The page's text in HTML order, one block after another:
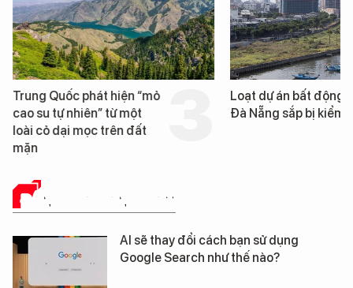
Trung Quốc phát hiện “mỏ
cao su tự nhiên” từ một
loài cỏ dại mọc trên đất
mặn
Loạt dự án bất động
Đà Nẵng sắp bị kiểm
ĐÁNH GIÁ SẢN PHẨM
AI sẽ thay đổi cách bạn sử dụng
Google Search như thế nào?